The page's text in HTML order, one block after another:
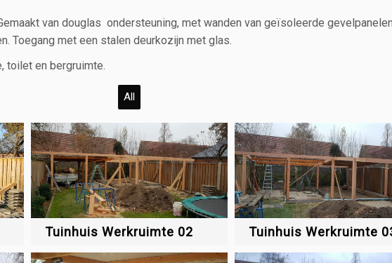
van douglas ondersteuning, met wanden van geïsoleerde
Toegang met een stalen deurkozijn met glas.
toilet en bergruimte.
All
Tuinhuis Werkruimte 02 Tuinhuis Werkruimte